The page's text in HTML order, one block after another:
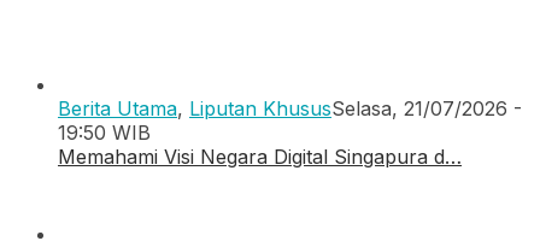
Berita Utama, Liputan KhususSelasa, 21/07/2026 -
19:50 WIB
Memahami Visi Negara Digital Singapura d…